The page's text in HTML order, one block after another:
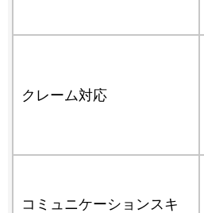
クレーム対応
コミュニケーションスキ